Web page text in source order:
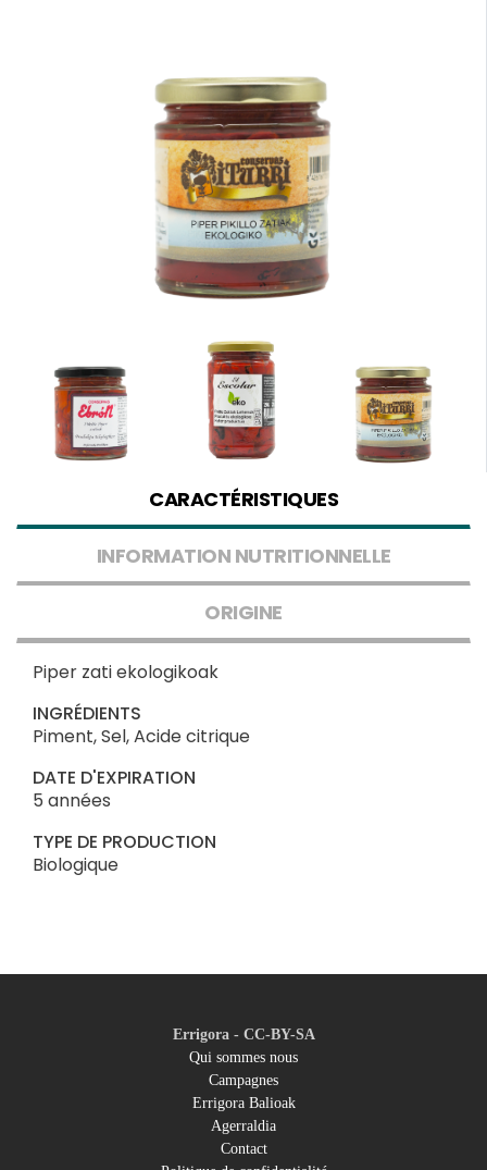
CARACTÉRISTIQUES
INFORMATION NUTRITIONNELLE
ORIGINE
Piper zati ekologikoak
INGRÉDIENTS
Piment, Sel, Acide citrique
DATE D'EXPIRATION
5 années
TYPE DE PRODUCTION
Biologique
Footer
menu
Errigora - CC-BY-SA
Qui sommes nous
Campagnes
Errigora Balioak
Agerraldia
Contact